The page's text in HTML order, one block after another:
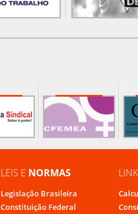
LEIS E NORMAS
Legislação Brasileira
Constituição Federal